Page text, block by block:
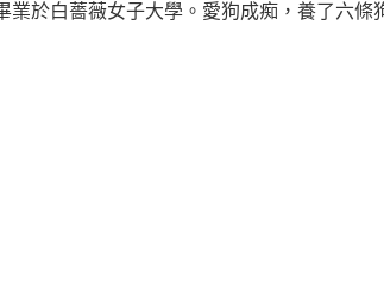
業於白薔薇女子大學。愛狗成痴，養了六條